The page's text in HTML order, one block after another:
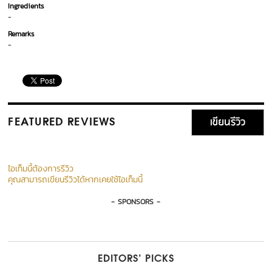
Ingredients
-
Remarks
-
FEATURED REVIEWS เขียนรีวิว
ไอเท็มนี้ต้องการรีวิว
คุณสามารถเขียนรีวิวได้หากเคยใช้ไอเท็มนี้
- SPONSORS -
EDITORS’ PICKS